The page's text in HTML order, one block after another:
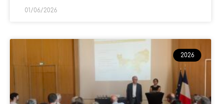
01/06/2026
2026